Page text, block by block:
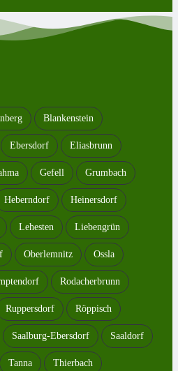
Blankenstein
Ebersdorf Eliasbrunn
Gefell Grumbach
Heberndorf Heinersdorf
Lehesten Liebengrün
Oberlemnitz Ossla
Rodacherbrunn
Ruppersdorf Röppisch
Saalburg-Ebersdorf Saaldorf
Tanna Thierbach